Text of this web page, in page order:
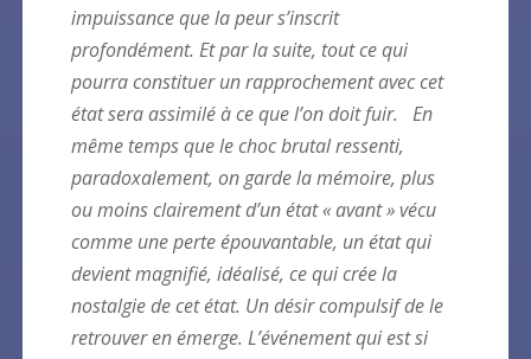
impuissance que la peur s’inscrit
profondément. Et par la suite, tout ce qui
pourra constituer un rapprochement avec cet
état sera assimilé à ce que l’on doit fuir.
En
même temps que le choc brutal ressenti,
paradoxalement, on garde la mémoire, plus
ou moins clairement d’un état « avant » vécu
comme une perte épouvantable, un état qui
devient magnifié, idéalisé, ce qui crée la
nostalgie de cet état. Un désir compulsif de le
retrouver en émerge. L’événement qui est si